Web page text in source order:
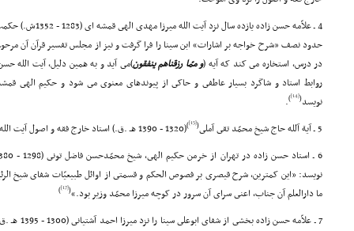
4 ـ علاّمه حسن زاده
حدود نصف «شرح خواجه بر اشارات» ابن سینا را فرا گرفت و نیز از مجلس تفسیر قرآن آن
در درس، استخاره مى کند که آیه (و ممّا رزقناهم ینفقون)مى آید و به همین دلیل، آیت الله
روابط استاد و شاگرد بسیار عاطفى و حاکى از پیوندهاى معنوى مى شود و حکیم الهى
نویسد(
[14]
)
.
5 ـ آیة آلله حاج شیخ محمّد تقى آملى
(
[15]
)(1320 - 1390 هـ .ق.) استاد خارج فقه و اصول آیت الله حسن زاده در تهران بود
نویسد: «این کمترین، شرح قیصرى بر فصوص الحکم و قسمتى از اوائل طبیعیّات شفاى شیخ
ما دارالعلم آن جناب، اعنى سراى آن سرور در کوچه میرزا محمّد وزیر بود.»(
[17]
)
7 ـ علاّمه